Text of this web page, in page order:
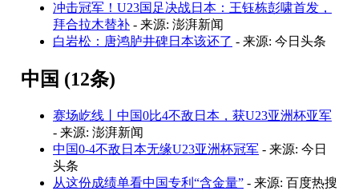
冲击冠军！U23国足决战日本：王钰栋彭啸首发，
拜合拉木替补 - 来源: 澎湃新闻
白岩松：唐鸿胪井碑日本该还了 - 来源: 今日头条
中国 (12条)
赛场屹线丨中国0比4不敌日本，获U23亚洲杯亚军
- 来源: 澎湃新闻
中国0-4不敌日本无缘U23亚洲杯冠军 - 来源: 今日
头条
从这份成绩单看中国专利“含金量” - 来源: 百度热搜